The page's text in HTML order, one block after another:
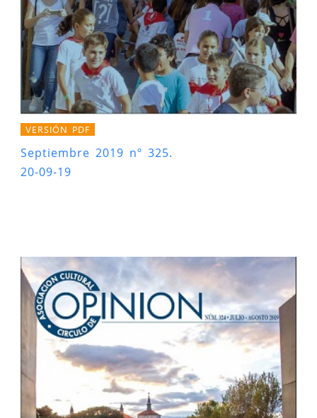
VERSIÓN PDF
Septiembre 2019 nº 325.
20-09-19